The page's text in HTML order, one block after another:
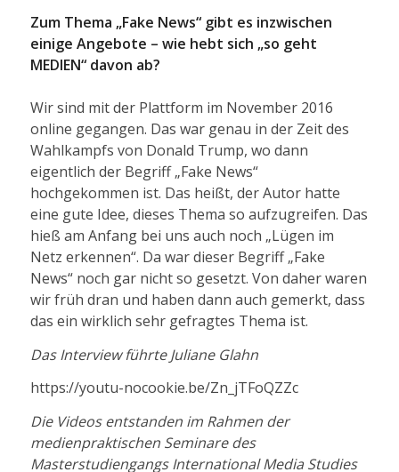
Zum Thema „Fake News“ gibt es inzwischen
einige Angebote – wie hebt sich „so geht
MEDIEN“ davon ab?
Wir sind mit der Plattform im November 2016
online gegangen. Das war genau in der Zeit des
Wahlkampfs von Donald Trump, wo dann
eigentlich der Begriff „Fake News“
hochgekommen ist. Das heißt, der Autor hatte
eine gute Idee, dieses Thema so aufzugreifen. Das
hieß am Anfang bei uns auch noch „Lügen im
Netz erkennen“. Da war dieser Begriff „Fake
News“ noch gar nicht so gesetzt. Von daher waren
wir früh dran und haben dann auch gemerkt, dass
das ein wirklich sehr gefragtes Thema ist.
Das Interview führte Juliane Glahn
https://youtu-nocookie.be/Zn_jTFoQZZc
Die Videos entstanden im Rahmen der
medienpraktischen Seminare des
Masterstudiengangs International Media Studies